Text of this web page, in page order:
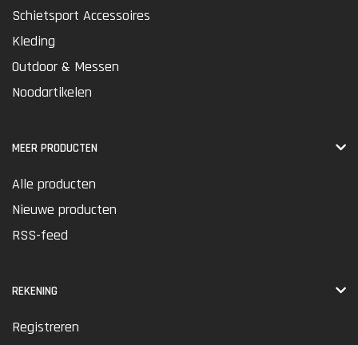
Schietsport Accessoires
Kleding
Outdoor & Messen
Noodartikelen
MEER PRODUCTEN
Alle producten
Nieuwe producten
RSS-feed
REKENING
Registreren